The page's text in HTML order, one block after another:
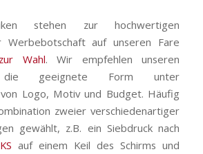
stehen zur hochwertigen
Werbebotschaft auf unseren Fare
zur Wahl. Wir empfehlen unseren
die geeignete Form unter
von Logo, Motiv und Budget. Häufig
zweier verschiedenartiger
gewählt, z.B. ein Siebdruck nach
auf einem Keil des Schirms und